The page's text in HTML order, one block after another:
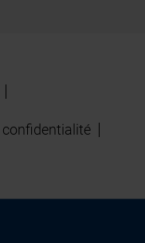
confidentialité